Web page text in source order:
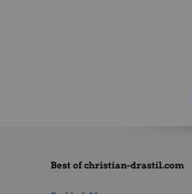
Best of christian-drastil.com